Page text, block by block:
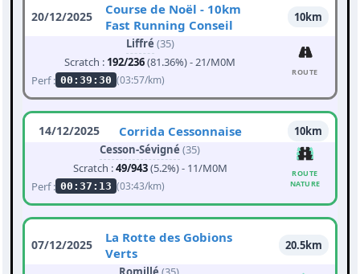
20/12/2025
Course de Noël - 10km
Fast Running Conseil
10km
Liffré (35)
Scratch : 192/236(81.36%) - 21/M0M
Perf : 00:39:30 (03:57/km)
ROUTE
14/12/2025 Corrida Cessonnaise
10km
Cesson-Sévigné (35)
Scratch :49/943(5.2%) - 11/M0M
Perf : 00:37:13 (03:43/km)
ROUTE
NATURE
07/12/2025
La Rotte des Gobions
Verts
20.5km